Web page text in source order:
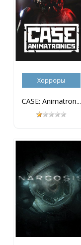
Хорроры
CASE: Animatron...